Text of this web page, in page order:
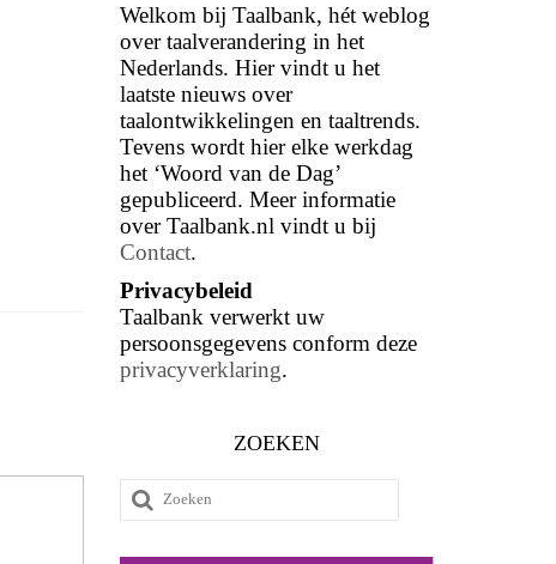
Welkom bij Taalbank, hét weblog
over taalverandering in het
Nederlands. Hier vindt u het
laatste nieuws over
taalontwikkelingen en taaltrends.
Tevens wordt hier elke werkdag
het ‘Woord van de Dag’
gepubliceerd. Meer informatie
over Taalbank.nl vindt u bij
Contact.
Privacybeleid
Taalbank verwerkt uw
persoonsgegevens conform deze
privacyverklaring.
ZOEKEN
Zoeken
naar: